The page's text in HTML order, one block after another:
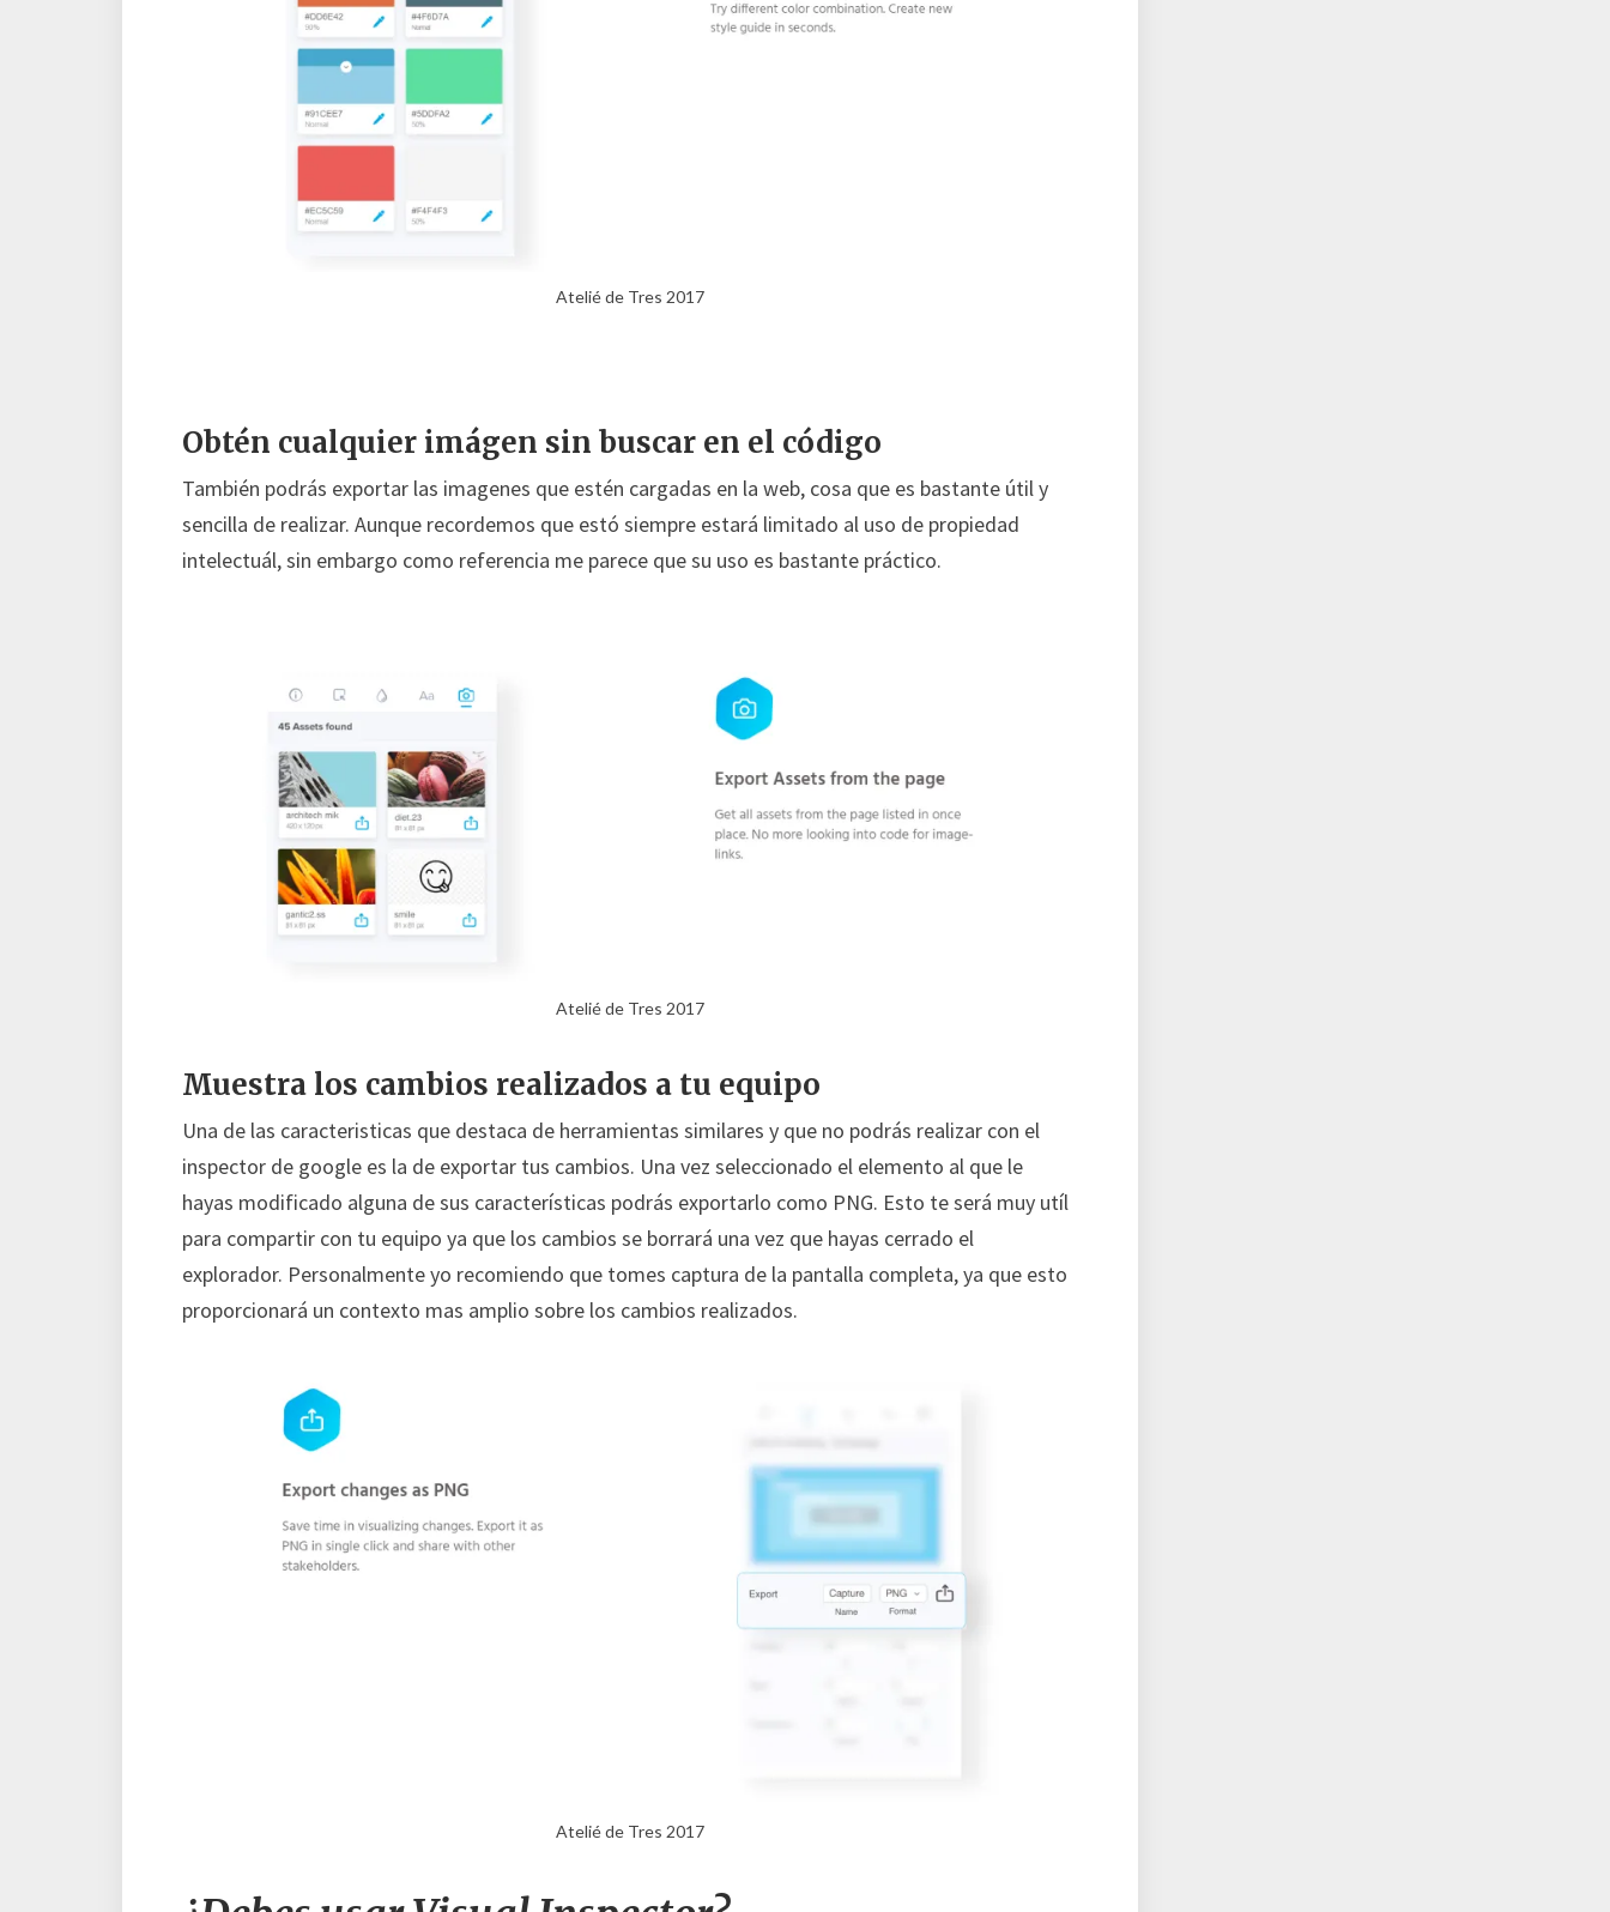
Atelié de Tres 2017
Obtén cualquier imágen sin buscar en el código
También podrás exportar las imagenes que estén cargadas en la web, cosa que es bastante útil y
sencilla de realizar. Aunque recordemos que estó siempre estará limitado al uso de propiedad
intelectuál, sin embargo como referencia me parece que su uso es bastante práctico.
Atelié de Tres 2017
Muestra los cambios realizados a tu equipo
Una de las caracteristicas que destaca de herramientas similares y que no podrás realizar con el
inspector de google es la de exportar tus cambios. Una vez seleccionado el elemento al que le
hayas modificado alguna de sus características podrás exportarlo como PNG. Esto te será muy utíl
para compartir con tu equipo ya que los cambios se borrará una vez que hayas cerrado el
explorador. Personalmente yo recomiendo que tomes captura de la pantalla completa, ya que esto
proporcionará un contexto mas amplio sobre los cambios realizados.
Atelié de Tres 2017